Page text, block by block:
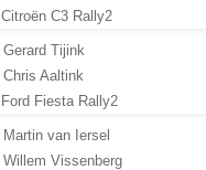
Citroën C3 Rally2
Gerard Tijink
Chris Aaltink
Ford Fiesta Rally2
Martin van Iersel
Willem Vissenberg